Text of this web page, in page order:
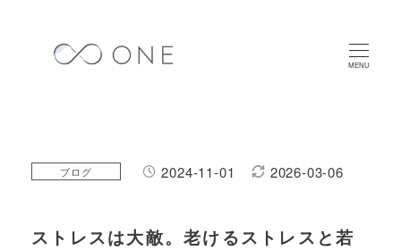
MENU
ストレスは大敵。老けるストレスと若
投稿日2024-11-01 更新日2026-03-06
カテゴリー
ブログ